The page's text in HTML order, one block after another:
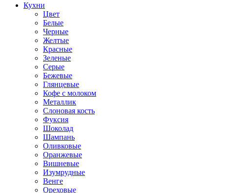
Кухни
Цвет
Белые
Черные
Желтые
Красные
Зеленые
Серые
Бежевые
Глянцевые
Кофе с молоком
Металлик
Слоновая кость
Фуксия
Шоколад
Шампань
Оливковые
Оранжевые
Вишневые
Изумрудные
Венге
Ореховые